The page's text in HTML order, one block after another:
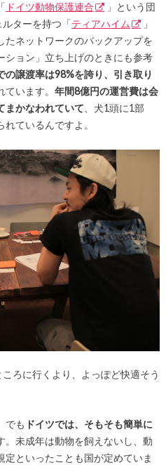
ドイツ動物保護連合
」という団
ターを持つ「ティアハイム
」
たネットワークのバックアップを
ション」立ち上げのときにも参考
の譲渡率は98%を誇り、引き取り
ています。 年間8億円の運営費は会
まかなわれていて 、犬1頭に1部
ているんですよ。
ろに行くより、よっぽど快適そう
でも ドイツでは、そもそも簡単に
。未成年は動物を飼えないし、動
といったことも国が定めていま